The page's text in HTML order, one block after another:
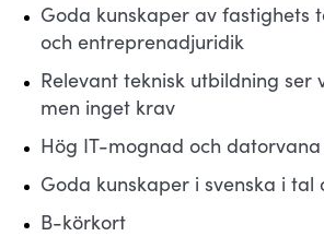
Goda kunskaper av fastighets
och entreprenadjuridik
Relevant teknisk utbildning ser
men inget krav
Hög IT-mognad och datorvana
Goda kunskaper i svenska i tal
B-körkort